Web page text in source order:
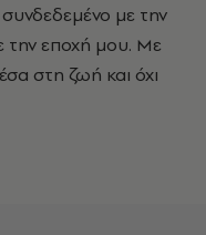
με την
την εποχή μου. Με
στη ζωή και όχι